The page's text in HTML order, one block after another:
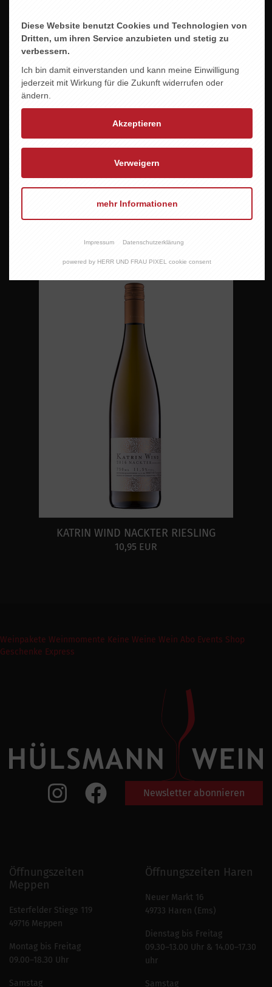
32,00 EUR
KATRIN WIND NACKTER RIESLING
10,95 EUR
Weinpakete Weinmomente Keine Weine Wein Abo Events Shop
Geschenke Express
Newsletter abonnieren
Öffnungszeiten
Meppen
Esterfelder Stiege 119
49716 Meppen
Montag bis Freitag
09.00–18.30 Uhr
Samstag
Öffnungszeiten Haren
Neuer Markt 16
49733 Haren (Ems)
Dienstag bis Freitag
09.30–13.00 Uhr & 14.00–17.30
uhr
Samstag
Diese Website benutzt Cookies und Technologien von
Dritten, um ihren Service anzubieten und stetig zu
verbessern.
Ich bin damit einverstanden und kann meine Einwilligung
jederzeit mit Wirkung für die Zukunft widerrufen oder
ändern.
Akzeptieren
Verweigern
mehr Informationen
Impressum Datenschutzerklärung
powered by HERR UND FRAU PIXEL cookie consent